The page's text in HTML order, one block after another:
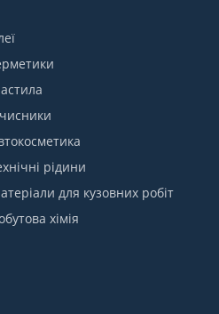
рідини
для кузовних робіт
хімія